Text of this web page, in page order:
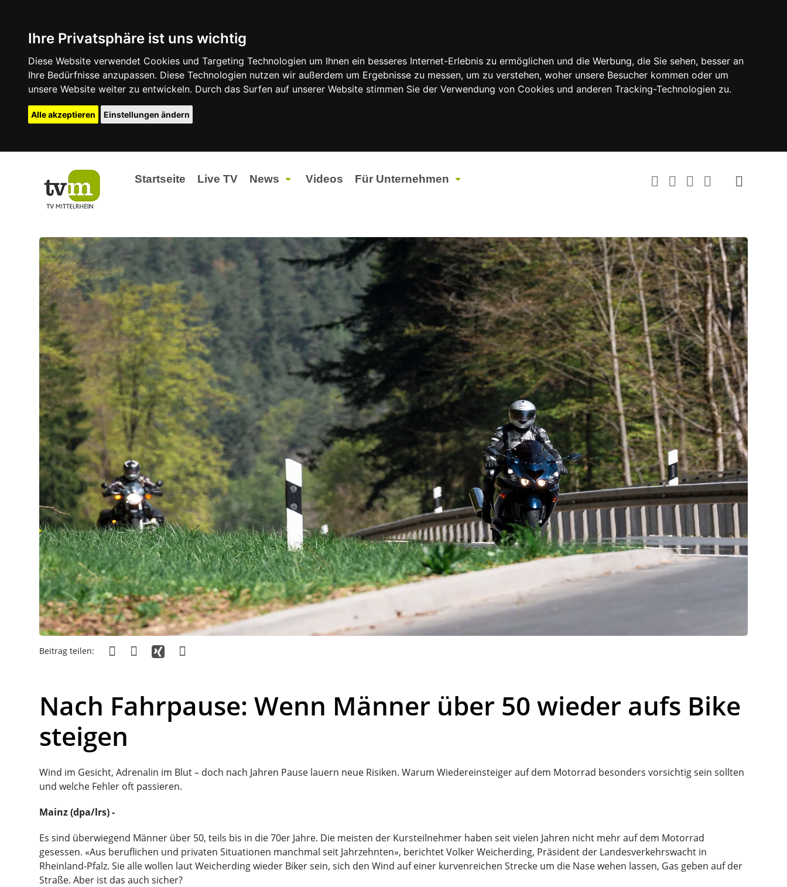
Ihre Privatsphäre ist uns wichtig
Diese Website verwendet Cookies und Targeting Technologien um Ihnen ein besseres Internet-Erlebnis zu ermöglichen und die Werbung, die Sie sehen, besser an
Ihre Bedürfnisse anzupassen. Diese Technologien nutzen wir außerdem um Ergebnisse zu messen, um zu verstehen, woher unsere Besucher kommen oder um
unsere Website weiter zu entwickeln. Durch das Surfen auf unserer Website stimmen Sie der Verwendung von Cookies und anderen Tracking-Technologien zu.
Alle akzeptieren Einstellungen ändern
Startseite Live TV News
Landtagswahlen 2026
Lokales
Partner Content
Sport
Videos Für Unternehmen
Beitrag teilen:
Nach Fahrpause: Wenn Männer über 50 wieder aufs Bike
steigen
Wind im Gesicht, Adrenalin im Blut – doch nach Jahren Pause lauern neue Risiken. Warum Wiedereinsteiger auf dem Motorrad besonders vorsichtig sein sollten
und welche Fehler oft passieren.
Mainz (dpa/lrs) -
Es sind überwiegend Männer über 50, teils bis in die 70er Jahre. Die meisten der Kursteilnehmer haben seit vielen Jahren nicht mehr auf dem Motorrad
gesessen. «Aus beruflichen und privaten Situationen manchmal seit Jahrzehnten», berichtet Volker Weicherding, Präsident der Landesverkehrswacht in
Rheinland-Pfalz. Sie alle wollen laut Weicherding wieder Biker sein, sich den Wind auf einer kurvenreichen Strecke um die Nase wehen lassen, Gas geben auf der
Straße. Aber ist das auch sicher?